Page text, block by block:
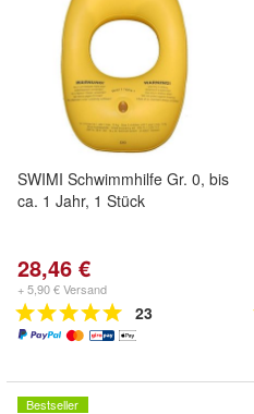
SWIMI Schwimmhilfe Gr. 0, bis
ca. 1 Jahr, 1 Stück
28,46 €
+ 5,90 € Versand
23
Bestseller